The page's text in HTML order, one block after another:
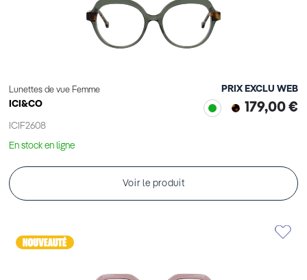
Lunettes de vue Femme
ICI&CO
ICIF2608
PRIX EXCLU WEB
179,00 €
En stock en ligne
Voir le produit